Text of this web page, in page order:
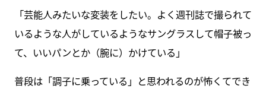
「芸能人みたいな変装をしたい。よく週刊誌で撮られて
いるような人がしているようなサングラスして帽子被っ
て、いいパンとか（腕に）かけている」
普段は「調子に乗っている」と思われるのが怖くてでき